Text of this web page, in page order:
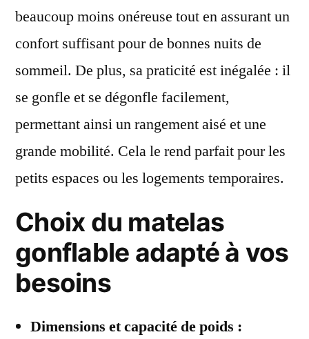
beaucoup moins onéreuse tout en assurant un
confort suffisant pour de bonnes nuits de
sommeil. De plus, sa praticité est inégalée : il
se gonfle et se dégonfle facilement,
permettant ainsi un rangement aisé et une
grande mobilité. Cela le rend parfait pour les
petits espaces ou les logements temporaires.
Choix du matelas
gonflable adapté à vos
besoins
Dimensions et capacité de poids :